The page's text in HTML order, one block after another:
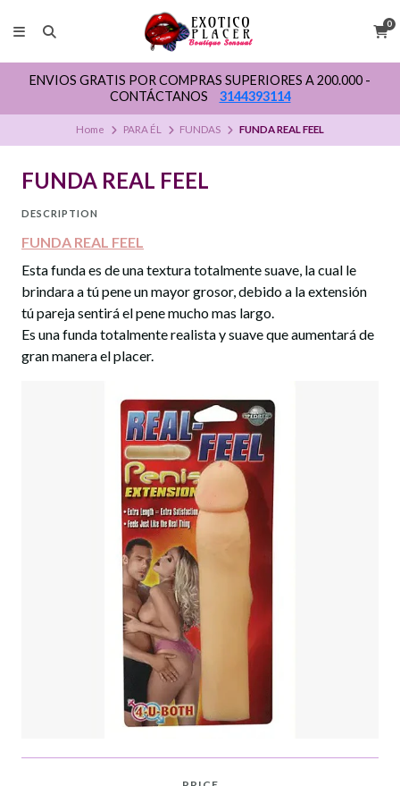
0
ENVIOS GRATIS POR COMPRAS SUPERIORES A 200.000 -
CONTÁCTANOS
3144393114
Home PARA ÉL FUNDAS FUNDA REAL FEEL
FUNDA REAL FEEL
DESCRIPTION
FUNDA REAL FEEL
Esta funda es de una textura totalmente suave, la cual le
brindara a tú pene un mayor grosor, debido a la extensión
tú pareja sentirá el pene mucho mas largo.
Es una funda totalmente realista y suave que aumentará de
gran manera el placer.